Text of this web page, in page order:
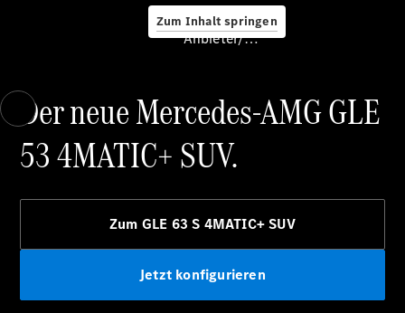
Zum Inhalt springen
Service &
Zubehör
Digitale
Extras
Ladelösungen
Unterwegs
laden
Anbieter/Datenschutz
Der neue Mercedes-AMG GLE
53 4MATIC+ SUV.
Zum GLE 63 S 4MATIC+ SUV
Jetzt konfigurieren